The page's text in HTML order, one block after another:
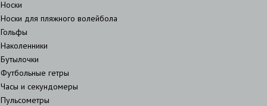
Носки
Носки для пляжного волейбола
Гольфы
Наколенники
Бутылочки
Футбольные гетры
Часы и секундомеры
Пульсометры